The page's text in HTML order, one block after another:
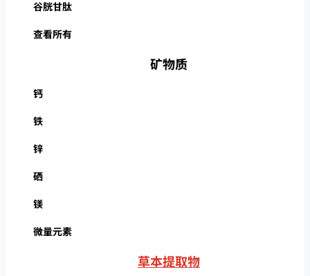
谷胱甘肽
查看所有
矿物质
钙
铁
锌
硒
镁
微量元素
草本提取物